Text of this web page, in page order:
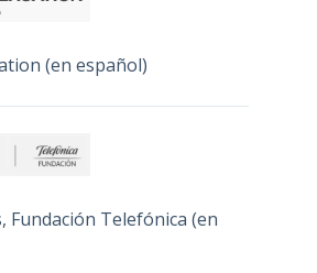
(en español)
Fundación Telefónica (en